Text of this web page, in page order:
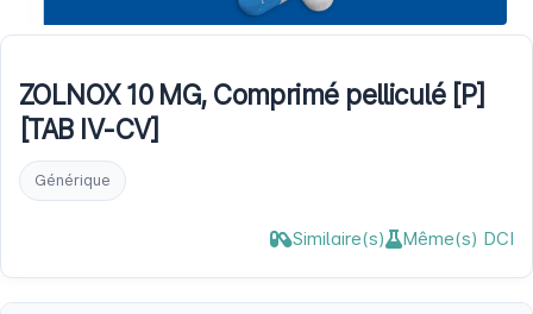
ZOLNOX 10 MG, Comprimé pelliculé [P]
[TAB IV-CV]
Générique
Similaire(s) Même(s) DCI